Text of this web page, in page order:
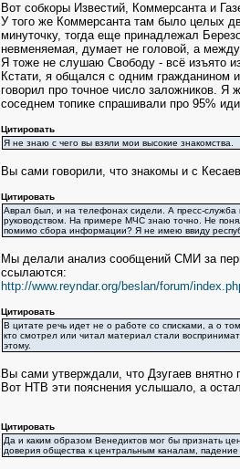
Вот собкоры Известий, Коммерсанта и
У того же Коммерсанта там было целых
минуточку, тогда еще принадлежал
невменяемая, думает не головой, а
Я тоже не слушаю Свободу - всё изъято
Кстати, я общался с одним гражданином
говорил про точное число заложников.
соседнем топике спрашивали про 95%
Цитировать
Я не знаю с чего вы взяли мои высокие знакомства.
Вы сами говорили, что знакомы и с
Цитировать
Аврал был, и на телефонах сидели. А пресс-служба
руководством. На примере МЧС знаю точно. Не
помимо сбора информации? Я не имею ввиду
Мы делали анализ сообщений СМИ за
ссылаются:
http://www.reyndar.org/beslan/forum/
Цитировать
В цитате речь идет не о работе со списками, а о
кто смотрел или читал материал стали
этому.
Вы сами утверждали, что Дзугаев
Вот НТВ эти пояснения услышало, а
Цитировать
Да и каким образом Венедиктов мог бы признать
доверия общества к центральным каналам, падение